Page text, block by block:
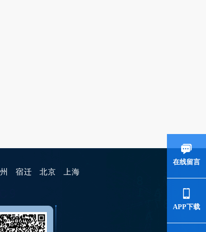
宿迁 北京 上海
在线留言
APP下载